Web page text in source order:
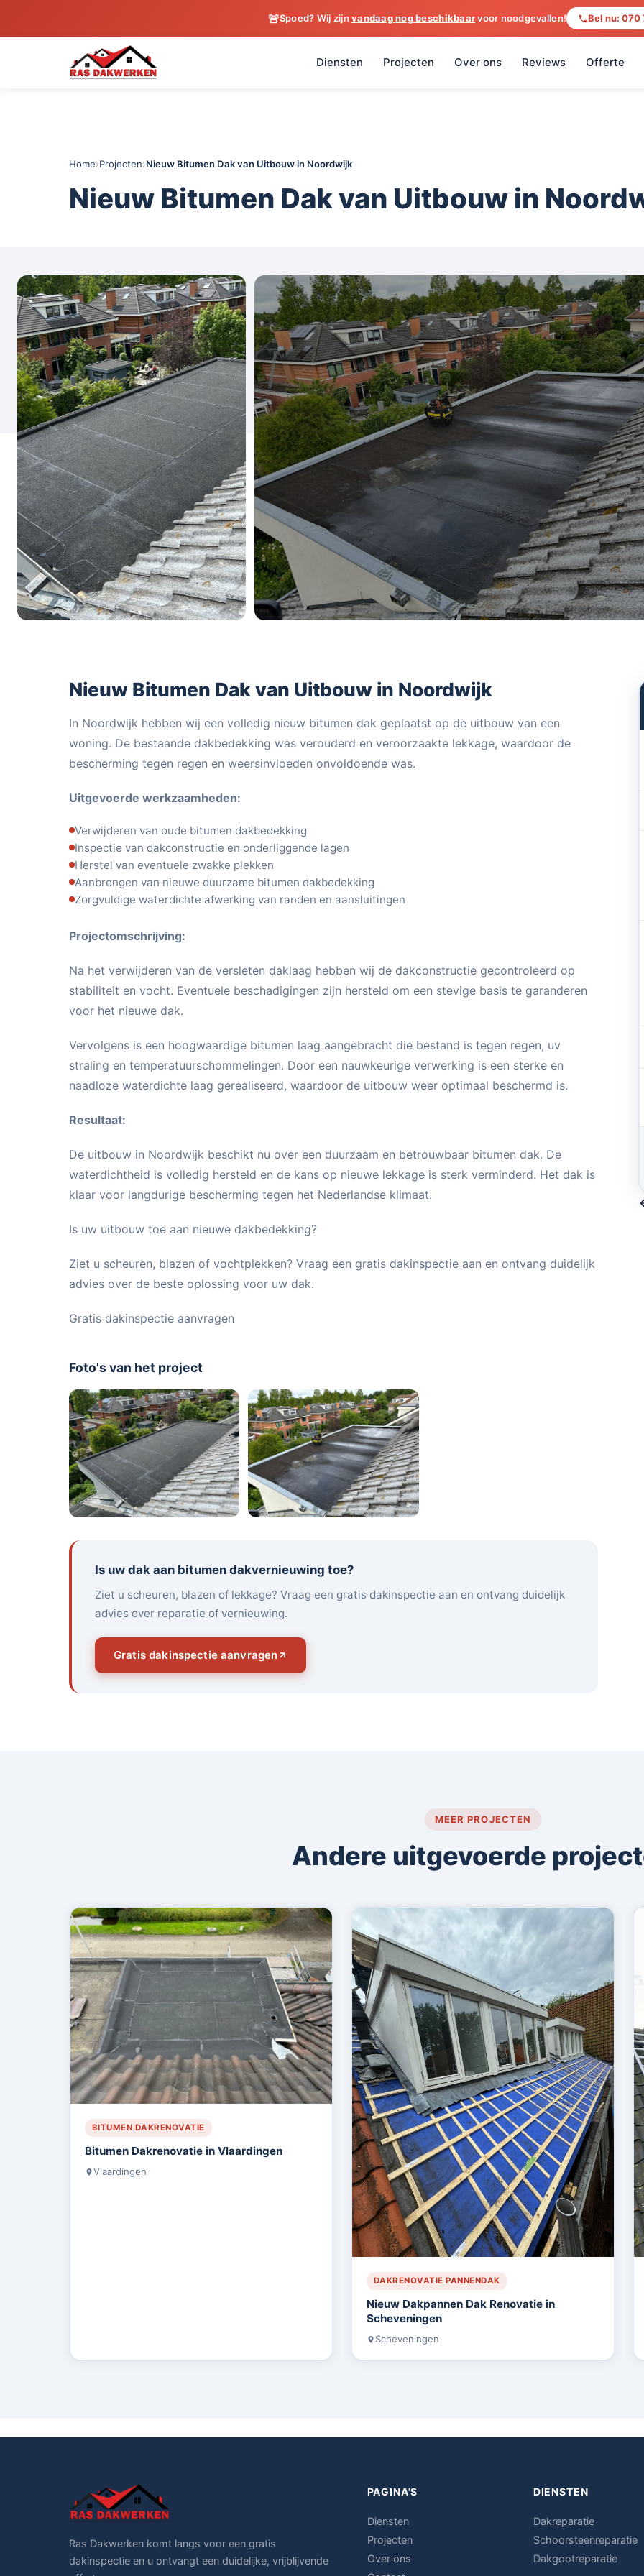
🚨Spoed? Wij zijnvandaag nog beschikbaarvoor noodgevallen! Bel nu: 070
Diensten Projecten Over ons Reviews Offerte
Home›Projecten›Nieuw Bitumen Dak van Uitbouw in Noordwijk
Nieuw Bitumen Dak van Uitbouw in
Nieuw Bitumen Dak van Uitbouw in Noordwijk
In Noordwijk hebben wij een volledig nieuw bitumen dak geplaatst op de uitbouw van een
woning. De bestaande dakbedekking was verouderd en veroorzaakte lekkage, waardoor de
bescherming tegen regen en weersinvloeden onvoldoende was.
Uitgevoerde werkzaamheden:
Verwijderen van oude bitumen dakbedekking
Inspectie van dakconstructie en onderliggende lagen
Herstel van eventuele zwakke plekken
Aanbrengen van nieuwe duurzame bitumen dakbedekking
Zorgvuldige waterdichte afwerking van randen en aansluitingen
Projectomschrijving:
Na het verwijderen van de versleten daklaag hebben wij de dakconstructie gecontroleerd op
stabiliteit en vocht. Eventuele beschadigingen zijn hersteld om een stevige basis te garanderen
voor het nieuwe dak.
Vervolgens is een hoogwaardige bitumen laag aangebracht die bestand is tegen regen, uv
straling en temperatuurschommelingen. Door een nauwkeurige verwerking is een sterke en
naadloze waterdichte laag gerealiseerd, waardoor de uitbouw weer optimaal beschermd is.
Resultaat:
De uitbouw in Noordwijk beschikt nu over een duurzaam en betrouwbaar bitumen dak. De
waterdichtheid is volledig hersteld en de kans op nieuwe lekkage is sterk verminderd. Het dak is
klaar voor langdurige bescherming tegen het Nederlandse klimaat.
Is uw uitbouw toe aan nieuwe dakbedekking?
Ziet u scheuren, blazen of vochtplekken? Vraag een gratis dakinspectie aan en ontvang duidelijk
advies over de beste oplossing voor uw dak.
Gratis dakinspectie aanvragen
Foto's van het project
Is uw dak aan bitumen dakvernieuwing toe?
Ziet u scheuren, blazen of lekkage? Vraag een gratis dakinspectie aan en ontvang duidelijk
advies over reparatie of vernieuwing.
Gratis dakinspectie aanvragen
MEER PROJECTEN
Andere uitgevoerde
BITUMEN DAKRENOVATIE
Bitumen Dakrenovatie in Vlaardingen
Vlaardingen
DAKRENOVATIE PANNENDAK
Nieuw Dakpannen Dak Renovatie in
Scheveningen
Scheveningen
Ras Dakwerken komt langs voor een gratis
dakinspectie en u ontvangt een duidelijke, vrijblijvende
PAGINA'S
Diensten
Projecten
Over ons
DIENSTEN
Dakreparatie
Schoorsteenreparatie
Dakgootreparatie